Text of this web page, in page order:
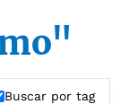
Buscar por tag